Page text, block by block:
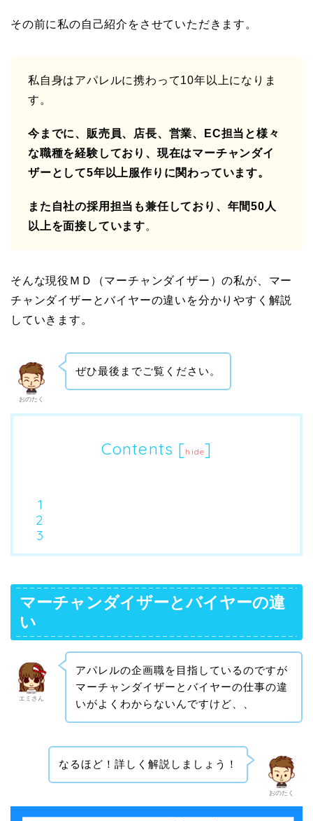
その前に私の自己紹介をさせていただきます。
私自身はアパレルに携わって10年以上になりま
す。
今までに、販売員、店長、営業、EC担当と様々
な職種を経験しており、現在はマーチャンダイ
ザーとして5年以上服作りに関わっています。
また自社の採用担当も兼任しており、年間50人
以上を面接しています。
そんな現役ＭＤ（マーチャンダイザー）の私が、マー
チャンダイザーとバイヤーの違いを分かりやすく解説
していきます。
おのたく
ぜひ最後までご覧ください。
Contents [hide]
マーチャンダイザーとバイヤーの違
い
エミさん
アパレルの企画職を目指しているのですが
マーチャンダイザーとバイヤーの仕事の違
いがよくわからないんですけど、、
おのたく
なるほど！詳しく解説しましょう！